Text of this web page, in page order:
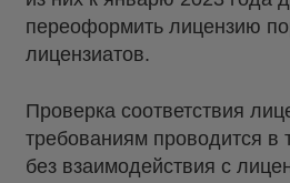
переоформить лицензию
лицензиатов.
Проверка соответствия
требованиям проводится в
без взаимодействия с